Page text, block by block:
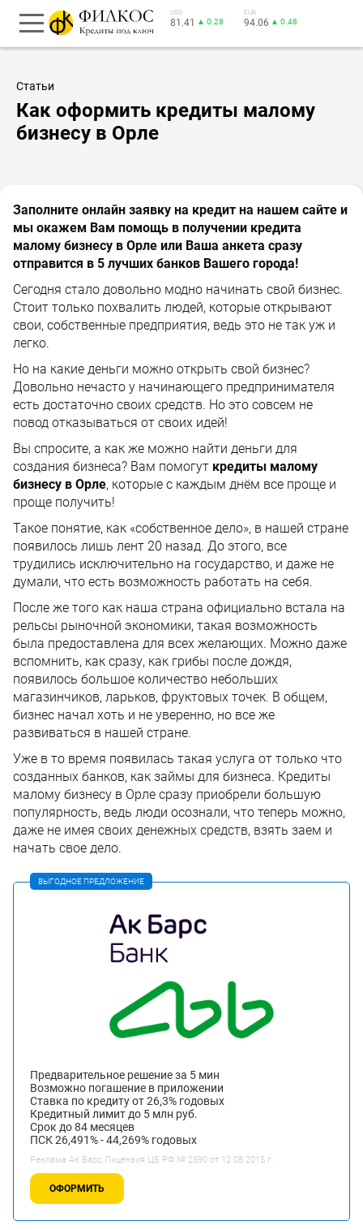
USD
81.41 ▲ 0.28
EUR
94.06 ▲ 0.48
Статьи
Как оформить кредиты малому
бизнесу в Орле
Заполните онлайн заявку на кредит на нашем сайте и
мы окажем Вам помощь в получении кредита
малому бизнесу в Орле или Ваша анкета сразу
отправится в 5 лучших банков Вашего города!
Сегодня стало довольно модно начинать свой бизнес.
Стоит только похвалить людей, которые открывают
свои, собственные предприятия, ведь это не так уж и
легко.
Но на какие деньги можно открыть свой бизнес?
Довольно нечасто у начинающего предпринимателя
есть достаточно своих средств. Но это совсем не
повод отказываться от своих идей!
Вы спросите, а как же можно найти деньги для
создания бизнеса? Вам помогут кредиты малому
бизнесу в Орле, которые с каждым днём все проще и
проще получить!
Такое понятие, как «собственное дело», в нашей стране
появилось лишь лент 20 назад. До этого, все
трудились исключительно на государство, и даже не
думали, что есть возможность работать на себя.
После же того как наша страна официально встала на
рельсы рыночной экономики, такая возможность
была предоставлена для всех желающих. Можно даже
вспомнить, как сразу, как грибы после дождя,
появилось большое количество небольших
магазинчиков, ларьков, фруктовых точек. В общем,
бизнес начал хоть и не уверенно, но все же
развиваться в нашей стране.
Уже в то время появилась такая услуга от только что
созданных банков, как займы для бизнеса. Кредиты
малому бизнесу в Орле сразу приобрели большую
популярность, ведь люди осознали, что теперь можно,
даже не имея своих денежных средств, взять заем и
начать свое дело.
ВЫГОДНОЕ ПРЕДЛОЖЕНИЕ
Предварительное решение за 5 мин
Возможно погашение в приложении
Ставка по кредиту от 26,3% годовых
Кредитный лимит до 5 млн руб.
Срок до 84 месяцев
ПСК 26,491% - 44,269% годовых
Реклама Ак Барс.Лицензия ЦБ РФ № 2590 от 12.08.2015 г.
ОФОРМИТЬ